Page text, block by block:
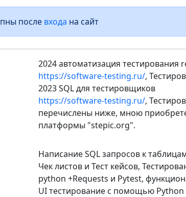
после входа на сайт
2024 автоматизация тестирования
https://software-testing.ru/,
2023 SQL для тестировщиков
https://software-testing.ru/,
перечислены ниже, мною
платформы "stepic.org".
Написание SQL запросов к
Чек листов и Тест кейсов,
python +Requests и Pytest,
UI тестирование с помощью Python